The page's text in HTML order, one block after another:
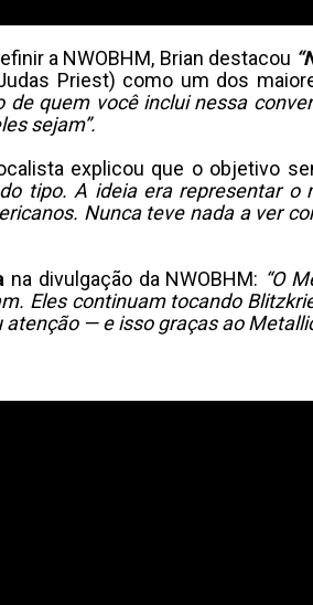
a NWOBHM, Brian destacou
Priest) como um dos
de quem você inclui nessa
sejam”.
explicou que o objetivo
tipo. A ideia era representar
Nunca teve nada a ver
na divulgação da NWOBHM: “O
Eles continuam tocando
— e isso graças ao